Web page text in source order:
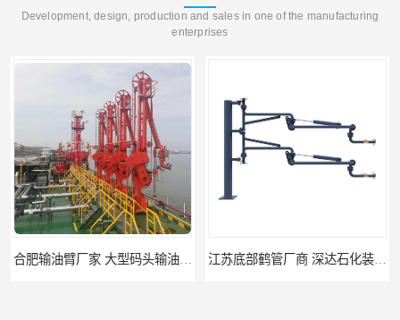
Development, design, production and sales in one of the manufacturing
enterprises
合肥输油臂厂家 大型码头输油臂 输油臂安装 江苏底部鹤管厂商 深达石化装备有限公司